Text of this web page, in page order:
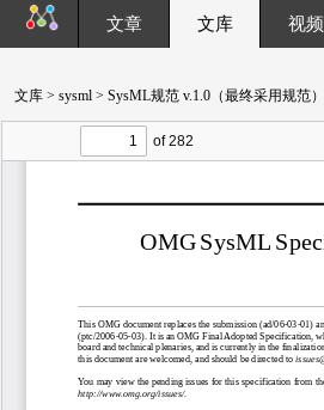
文章 文库 视频
文库 > sysml > SysML规范 v.1.0（最终采用规范）